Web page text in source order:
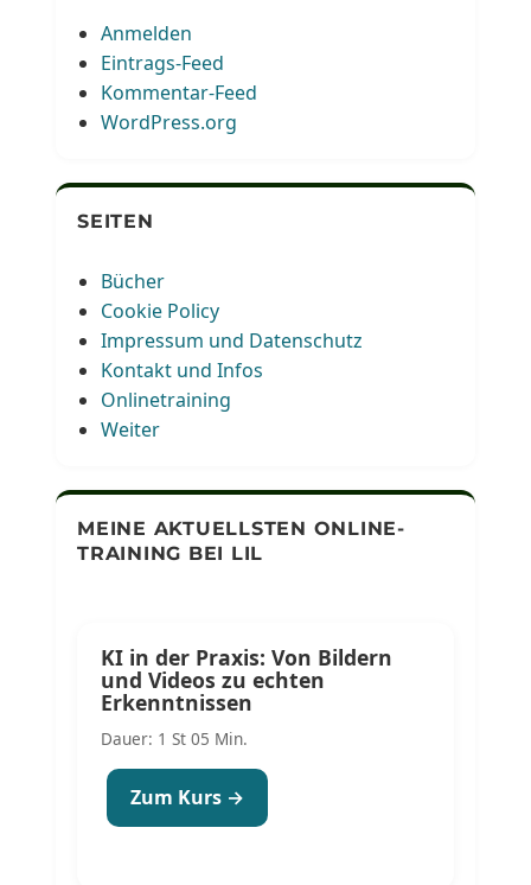
Anmelden
Eintrags-Feed
Kommentar-Feed
WordPress.org
SEITEN
Bücher
Cookie Policy
Impressum und Datenschutz
Kontakt und Infos
Onlinetraining
Weiter
MEINE AKTUELLSTEN ONLINE-
TRAINING BEI LIL
KI in der Praxis: Von Bildern
und Videos zu echten
Erkenntnissen
Dauer: 1 St 05 Min.
Zum Kurs →